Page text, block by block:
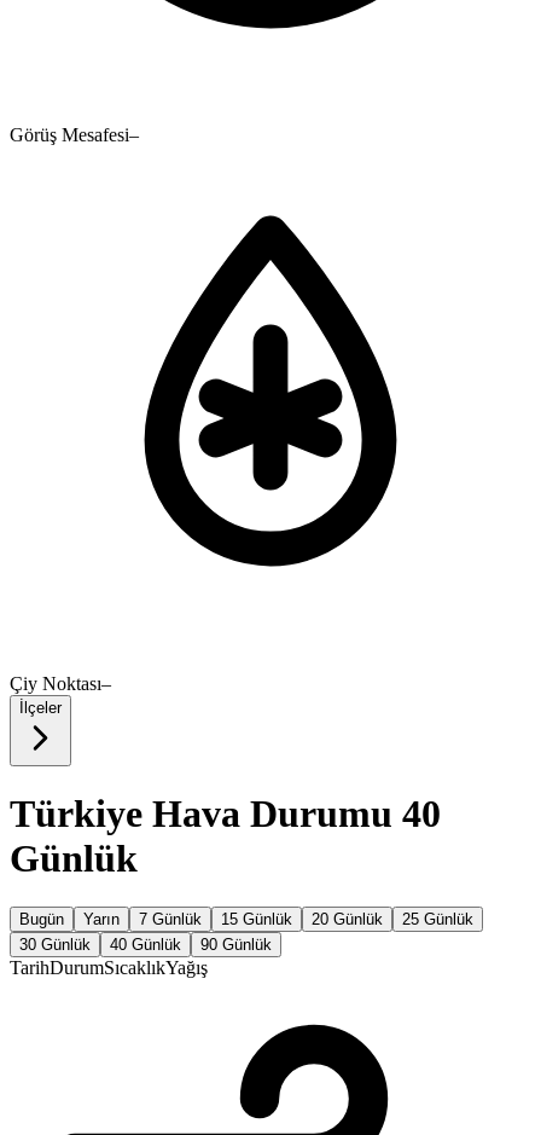
Görüş Mesafesi–
Çiy Noktası–
İlçeler
Türkiye Hava Durumu 40
Günlük
Bugün Yarın 7 Günlük 15 Günlük 20 Günlük
25 Günlük
30 Günlük
40 Günlük 90 Günlük
TarihDurumSıcaklıkYağış